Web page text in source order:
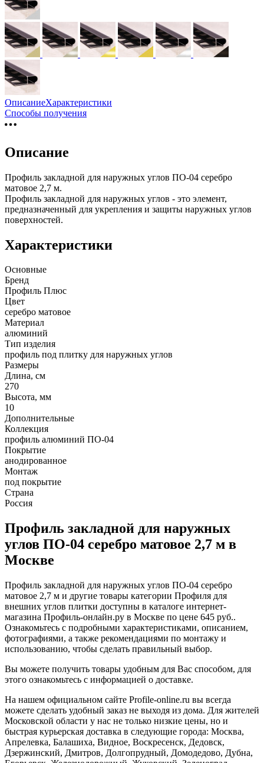
ОписаниеХарактеристики
Способы получения
Описание
Профиль закладной для наружных углов ПО-04 серебро
матовое 2,7 м.
Профиль закладной для наружных углов - это элемент,
предназначенный для укрепления и защиты наружных углов
поверхностей.
Характеристики
Основные
Бренд
Профиль Плюс
Цвет
серебро матовое
Материал
алюминий
Тип изделия
профиль под плитку для наружных углов
Размеры
Длина, см
270
Высота, мм
10
Дополнительные
Коллекция
профиль алюминий ПО-04
Покрытие
анодированное
Монтаж
под покрытие
Страна
Россия
Профиль закладной для наружных
углов ПО-04 серебро матовое 2,7 м в
Москве
Профиль закладной для наружных углов ПО-04 серебро
матовое 2,7 м и другие товары категории Профиля для
внешних углов плитки доступны в каталоге интернет-
магазина Профиль-онлайн.ру в Москве по цене 645 руб..
Ознакомьтесь с подробными характеристиками, описанием,
фотографиями, а также рекомендациями по монтажу и
использованию, чтобы сделать правильный выбор.
Вы можете получить товары удобным для Вас способом, для
этого ознакомьтесь с информацией о доставке.
На нашем официальном сайте Profile-online.ru вы всегда
можете сделать удобный заказ не выходя из дома. Для жителей
Московской области у нас не только низкие цены, но и
быстрая курьерская доставка в следующие города: Москва,
Апрелевка, Балашиха, Видное, Воскресенск, Дедовск,
Дзержинский, Дмитров, Долгопрудный, Домодедово, Дубна,